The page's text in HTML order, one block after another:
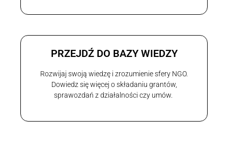
PRZEJDŹ DO BAZY WIEDZY
Rozwijaj swoją wiedzę i zrozumienie sfery NGO.
Dowiedz się więcej o składaniu grantów,
sprawozdań z działalności czy umów.